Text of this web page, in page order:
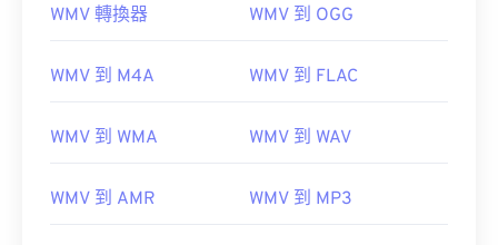
WMV 轉換器 WMV 到 OGG
WMV 到 M4A WMV 到 FLAC
WMV 到 WMA WMV 到 WAV
WMV 到 AMR WMV 到 MP3